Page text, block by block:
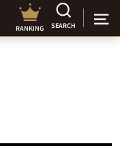
RANKING SEARCH